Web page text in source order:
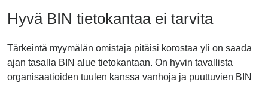
Hyvä BIN tietokantaa ei tarvita
Tärkeintä myymälän omistaja pitäisi korostaa yli on saada
ajan tasalla BIN alue tietokantaan. On hyvin tavallista
organisaatioiden tuulen kanssa vanhoja ja puuttuvien BIN